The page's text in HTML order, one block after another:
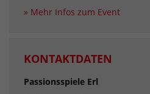
» Mehr Infos zum Event
KONTAKTDATEN
Passionsspiele Erl